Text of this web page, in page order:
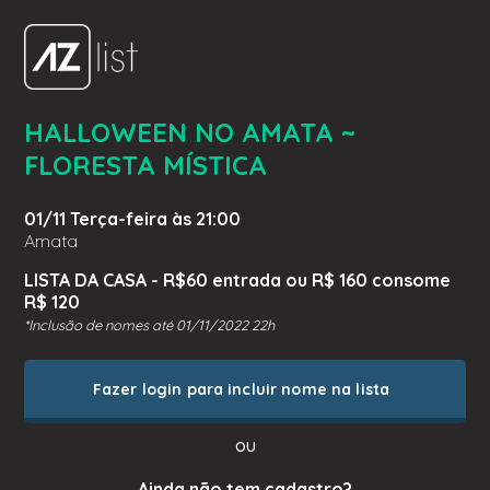
HALLOWEEN NO AMATA ~
FLORESTA MÍSTICA
01/11 Terça-feira às 21:00
Amata
LISTA DA CASA - R$60 entrada ou R$ 160 consome
R$ 120
*Inclusão de nomes até 01/11/2022 22h
Fazer login para incluir nome na lista
ou